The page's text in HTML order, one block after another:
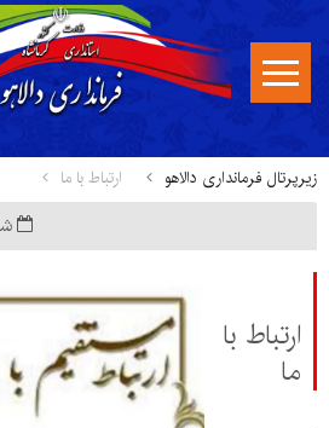
زیرپرتال فرمانداری دالاهو ارتباط با ما
شنبه
ارتباط با
ما